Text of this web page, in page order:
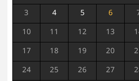
3 4 5 6
10 11 12 13
17 18 19 20
24 25 26 27